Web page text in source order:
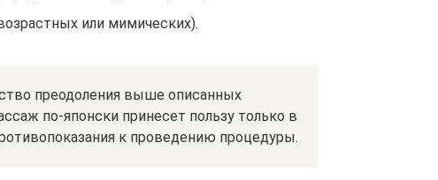
или мимических).
преодоления выше описанных
по-японски принесет пользу только в
к проведению процедуры.